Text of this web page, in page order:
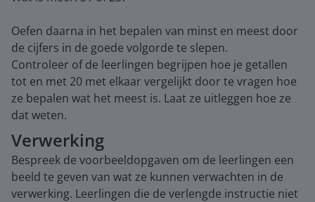
Oefen daarna in het bepalen van minst en meest door
de cijfers in de goede volgorde te slepen.
Controleer of de leerlingen begrijpen hoe je getallen
tot en met 20 met elkaar vergelijkt door te vragen hoe
ze bepalen wat het meest is. Laat ze uitleggen hoe ze
dat weten.
Verwerking
Bespreek de voorbeeldopgaven om de leerlingen een
beeld te geven van wat ze kunnen verwachten in de
verwerking. Leerlingen die de verlengde instructie niet